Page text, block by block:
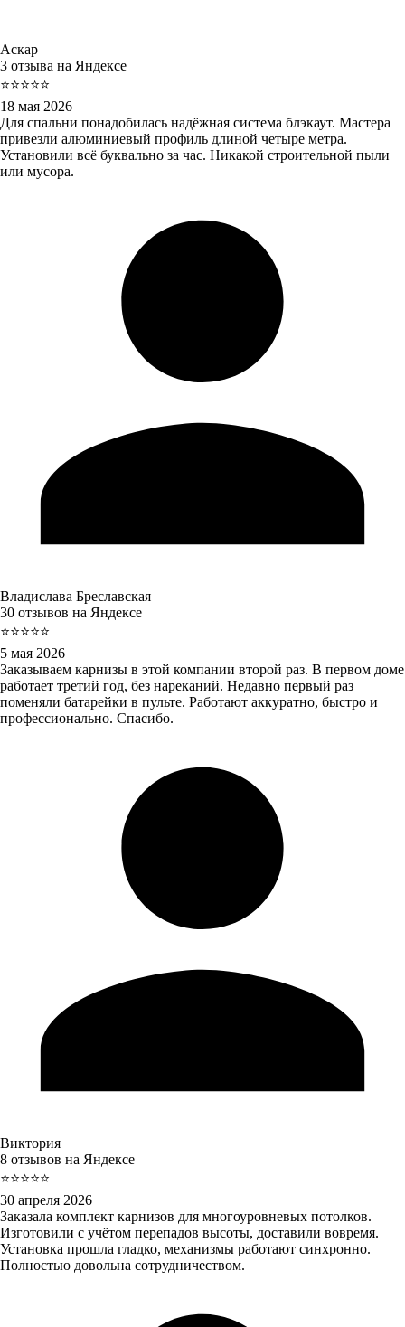
Аскар
3 отзыва на Яндексе
⭐⭐⭐⭐⭐
18 мая 2026
Для спальни понадобилась надёжная система блэкаут. Мастера
привезли алюминиевый профиль длиной четыре метра.
Установили всё буквально за час. Никакой строительной пыли
или мусора.
Владислава Бреславская
30 отзывов на Яндексе
⭐⭐⭐⭐⭐
5 мая 2026
Заказываем карнизы в этой компании второй раз. В первом доме
работает третий год, без нареканий. Недавно первый раз
поменяли батарейки в пульте. Работают аккуратно, быстро и
профессионально. Спасибо.
Виктория
8 отзывов на Яндексе
⭐⭐⭐⭐⭐
30 апреля 2026
Заказала комплект карнизов для многоуровневых потолков.
Изготовили с учётом перепадов высоты, доставили вовремя.
Установка прошла гладко, механизмы работают синхронно.
Полностью довольна сотрудничеством.